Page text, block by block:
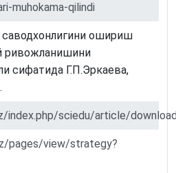
muhokama-qilindi
ошириш
ривожланишини
сифатида Г.П.Эркаева,
index.php/sciedu/article/
pages/view/strategy?